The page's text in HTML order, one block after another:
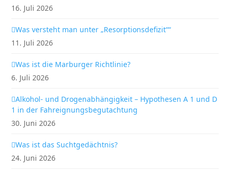
16. Juli 2026
Was versteht man unter „Resorptionsdefizit““
11. Juli 2026
Was ist die Marburger Richtlinie?
6. Juli 2026
Alkohol- und Drogenabhängigkeit – Hypothesen A 1 und D
1 in der Fahreignungsbegutachtung
30. Juni 2026
Was ist das Suchtgedächtnis?
24. Juni 2026